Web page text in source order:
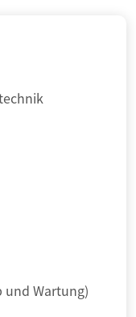
und Wartung)